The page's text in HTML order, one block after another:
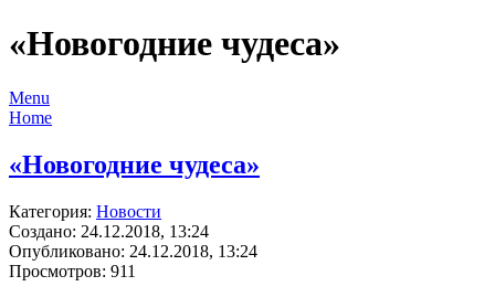
«Новогодние чудеса»
Menu
Home
«Новогодние чудеса»
Категория: Новости
Создано: 24.12.2018, 13:24
Опубликовано: 24.12.2018, 13:24
Просмотров: 911